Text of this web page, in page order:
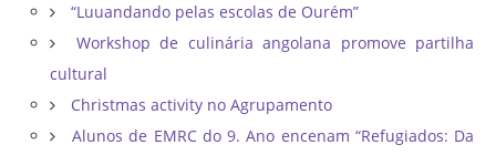
“Luuandando pelas escolas de Ourém”
Workshop de culinária angolana promove partilha
cultural
Christmas activity no Agrupamento
Alunos de EMRC do 9. Ano encenam “Refugiados: Da